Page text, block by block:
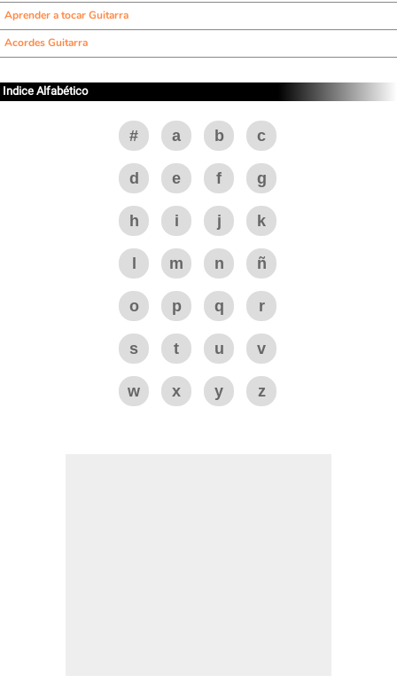
Aprender a tocar Guitarra
Acordes Guitarra
Indice Alfabético
# a b c
d e f g
h i j k
m n ñ
o p q r
s t u v
w x y z